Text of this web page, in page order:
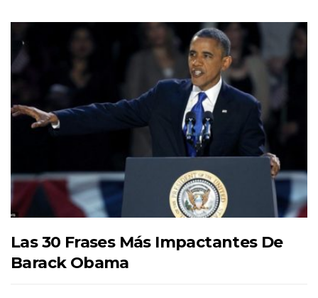
Las 30 Frases Más Impactantes De
Barack Obama